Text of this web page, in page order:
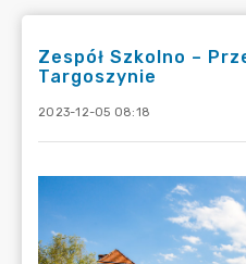
Zespół Szkolno –
Targoszynie
2023-12-05 08:18